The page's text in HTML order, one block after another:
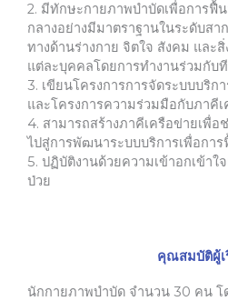
2. มีทักษะกายภาพบำบัดเพื่อการฟื้
กลางอย่างมีมาตราฐานในระดับส
ทางด้านร่างกาย จิตใจ สังคม และ
แต่ละบุคคลโดยการทำงานร่วมกับ
3. เขียนโครงการการจัดระบบบริก
และโครงการความร่วมมือกับภาคีเ
4. สามารถสร้างภาคีเครือข่ายเพื่อ
ไปสู่การพัฒนาระบบบริการเพื่อกา
5. ปฏิบัติงานด้วยความเข้าอกเข้าใ
ป่วย
คุณสมบัติผู้เ
นักกายภาพบำบัด จำนวน 30 คน